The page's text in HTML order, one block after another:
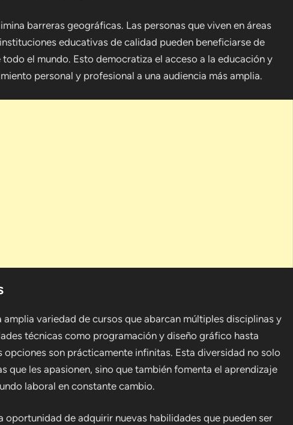
barreras geográficas. Las personas que viven en áreas
educativas de calidad pueden beneficiarse de
el mundo. Esto democratiza el acceso a la educación y
personal y profesional a una audiencia más amplia.
variedad de cursos que abarcan múltiples disciplinas y
técnicas como programación y diseño gráfico hasta
son prácticamente infinitas. Esta diversidad no solo
que les apasionen, sino que también fomenta el aprendizaje
laboral en constante cambio.
oportunidad de adquirir nuevas habilidades que pueden ser